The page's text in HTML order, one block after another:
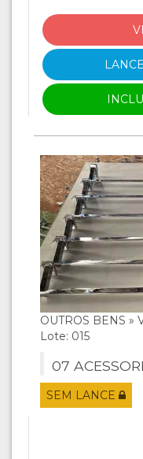
OUTROS BENS »
Lote: 015
07
SEM LANCE